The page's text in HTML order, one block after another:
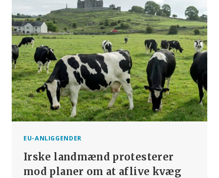
EU
LANCERER
NYT
GLOBALT
VACCINEPAS-
INITIATIV
EU-ANLIGGENDER
Irske landmænd protesterer
mod planer om at aflive kvæg